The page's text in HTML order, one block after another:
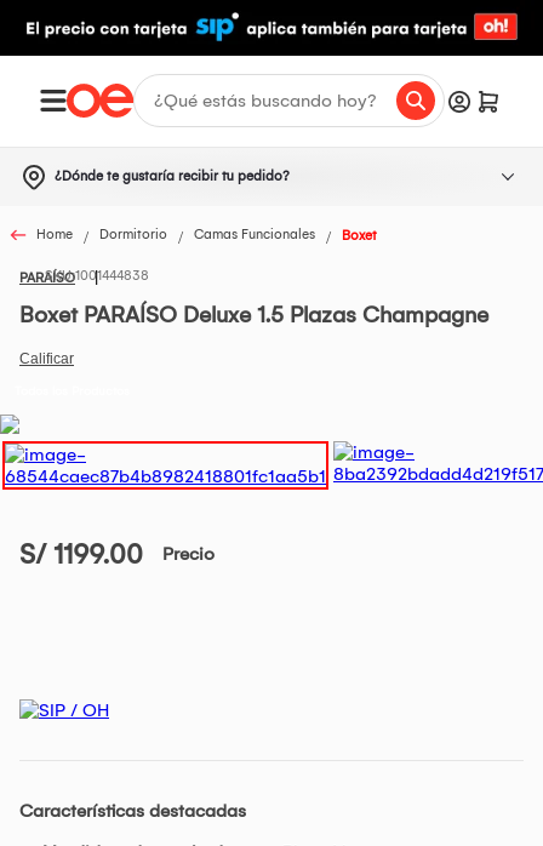
¿Dónde te gustaría recibir tu pedido?
Home Dormitorio Camas Funcionales Boxet
PARAÍSO1001444838
Boxet PARAÍSO Deluxe 1.5 Plazas Champagne
S/ 1199.00 Precio
Características destacadas